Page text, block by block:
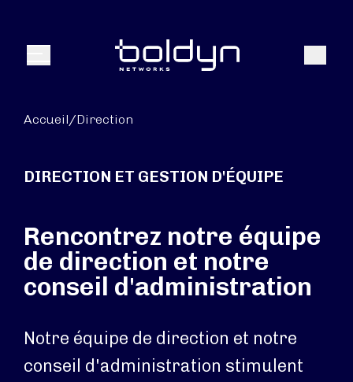
Menu
Accueil/Direction
DIRECTION ET GESTION D'ÉQUIPE
Rencontrez notre équipe
de direction et notre
conseil d'administration
Notre équipe de direction et notre
conseil d'administration stimulent